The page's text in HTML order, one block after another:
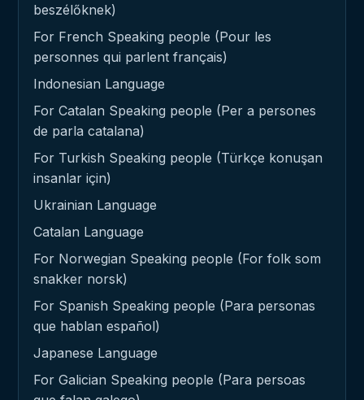
beszélőknek)
For French Speaking people (Pour les
personnes qui parlent français)
Indonesian Language
For Catalan Speaking people (Per a persones
de parla catalana)
For Turkish Speaking people (Türkçe konuşan
insanlar için)
Ukrainian Language
Catalan Language
For Norwegian Speaking people (For folk som
snakker norsk)
For Spanish Speaking people (Para personas
que hablan español)
Japanese Language
For Galician Speaking people (Para persoas